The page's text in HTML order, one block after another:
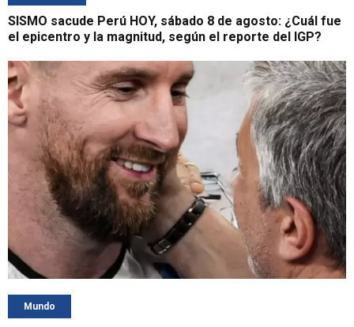
SISMO sacude Perú HOY, sábado 8 de agosto: ¿Cuál fue
el epicentro y la magnitud, según el reporte del IGP?
Mundo